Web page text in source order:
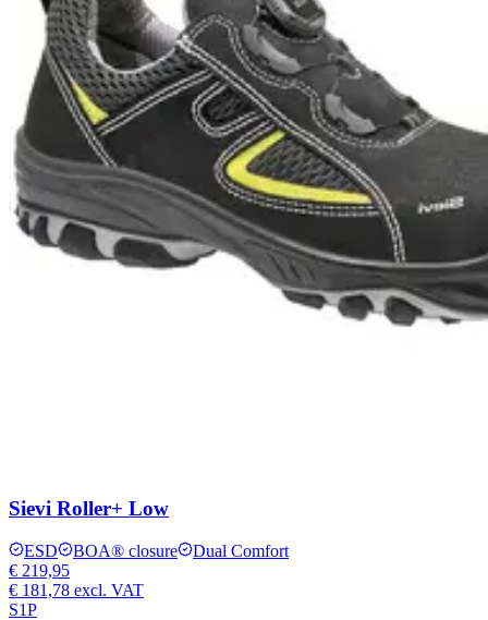
Sievi Roller+ Low
ESD BOA® closure
Dual Comfort
€ 219,95
€ 181,78 excl. VAT
S1P